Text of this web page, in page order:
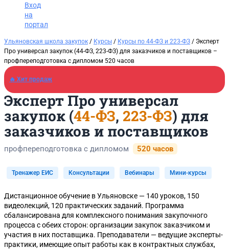
Заказать звонок
Вход
на
портал
Ульяновская школа закупок / Курсы / Курсы по 44-ФЗ и 223-ФЗ / Эксперт
Про универсал закупок (44-ФЗ, 223-ФЗ) для заказчиков и поставщиков​ –
профпереподготовка с дипломом 520 часов
🔥 Хит продаж
Эксперт Про универсал
закупок (44-ФЗ, 223-ФЗ) для
заказчиков и поставщиков
профпереподготовка с дипломом 520 часов
Тренажер ЕИС Консультации Вебинары Мини-курсы
Дистанционное обучение в Ульяновске — 140 уроков, 150
видеолекций, 120 практических заданий. Программа
сбалансирована для комплексного понимания закупочного
процесса с обеих сторон: организации закупок заказчиком и
участия в них поставщика. Преподаватели — ведущие эксперты-
практики, имеющие опыт работы как в контрактных службах,